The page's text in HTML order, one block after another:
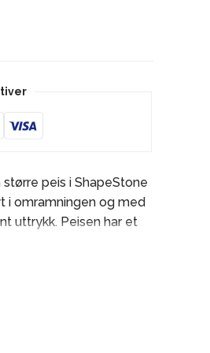
peis i ShapeStone
i omramningen og med
uttrykk. Peisen har et
finnes i flere
på tre sider, vednisje og